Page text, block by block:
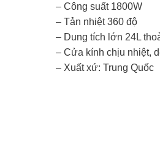
– Công suất 1800W
– Tản nhiệt 360 độ
– Dung tích lớn 24L
– Cửa kính chịu nhiệt,
– Xuất xứ: Trung Quốc